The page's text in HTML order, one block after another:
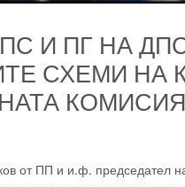
И ПГ НА
СХЕМИ НА
КОМИСИЯ
от ПП и и.ф.